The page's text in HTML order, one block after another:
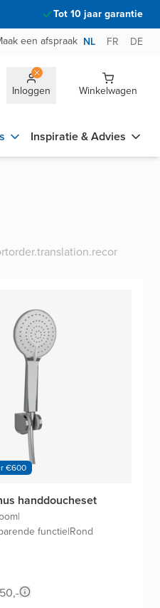
Tot 10 jaar garantie
een afspraak NL FR DE
Inloggen Winkelwagen
Inspiratie & Advies
€600
handdoucheset
|
functie|Rond